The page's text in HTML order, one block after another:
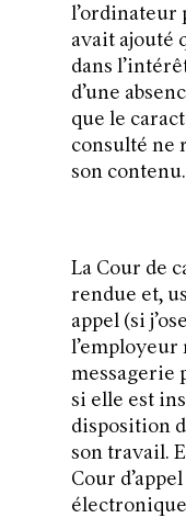
l’ordinateur
avait ajouté
dans
d’une
que le
consulté ne
son contenu.
La Cour de
rendue et,
appel (si
l’employeur
messagerie
si elle est
disposition
son travail.
Cour
électronique